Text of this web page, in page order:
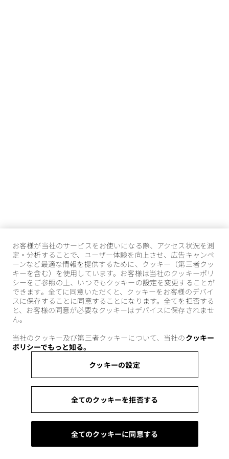
お客様が当社のサービスをお使いになる際、アクセス状況を測
定・分析することで、ユーザー体験を向上させ、広告キャンペ
ーンなど最適な情報を提供するために、クッキー（第三者クッ
キーを含む）を使用しています。お客様は当社のクッキーポリ
シーをご参照の上、いつでもクッキーの設定を変更することが
できます。全てに同意いただくと、クッキーをお客様のデバイ
スに保存することに同意することになります。全てを拒否する
と、お客様の同意が必要なクッキーはデバイスに保存されませ
ん。
当社のクッキー及び第三者クッキーについて、当社のクッキー
ポリシーでもっと知る。
クッキーの設定
全てのクッキーを拒否する
全てのクッキーに同意する